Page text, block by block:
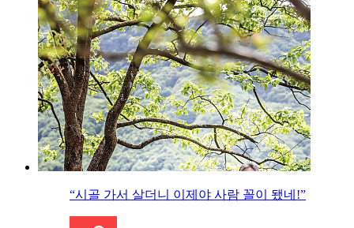
“시골 가서 살더니 이제야 사람 꼴이 됐네!”